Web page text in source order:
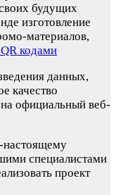
будущих
изготовление
материалов,
кодами
данных,
качество
официальный веб-
специалистами
проект